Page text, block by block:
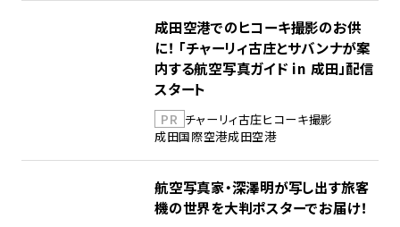
成田空港でのヒコーキ撮影のお供
に！ 「チャーリィ古庄とサバンナが案
内する航空写真ガイド in 成田」配信
スタート
PR チャーリィ古庄ヒコーキ撮影
成田国際空港成田空港
航空写真家・深澤明が写し出す旅客
機の世界を大判ポスターでお届け！